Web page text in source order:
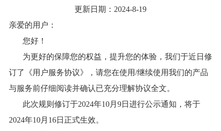
更新日期：2024-8-19
亲爱的用户：
您好！
为更好的保障您的权益，提升您的体验，我们于近日修
订了《用户服务协议》，请您在使用/继续使用我们的产品
与服务前仔细阅读并确认已充分理解协议全文。
此次规则修订于2024年10月9日进行公示通知，将于
2024年10月16日正式生效。